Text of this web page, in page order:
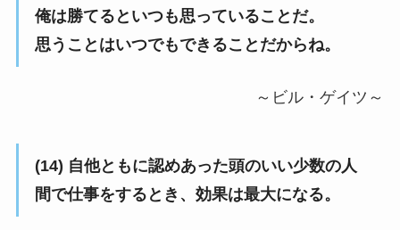
俺は勝てるといつも思っていることだ。
思うことはいつでもできることだからね。
～ビル・ゲイツ～
(14) 自他ともに認めあった頭のいい少数の人
間で仕事をするとき、効果は最大になる。